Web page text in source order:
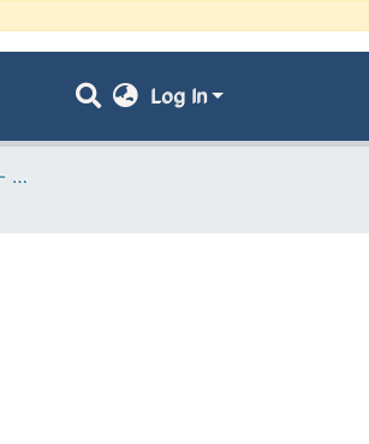
Log In
- [ VRPG-Doc] Droit --- حقوق